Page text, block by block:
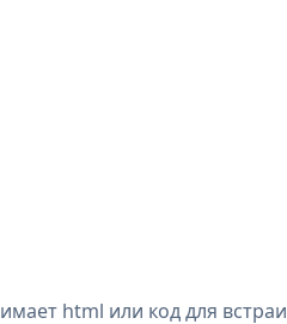
html или код для